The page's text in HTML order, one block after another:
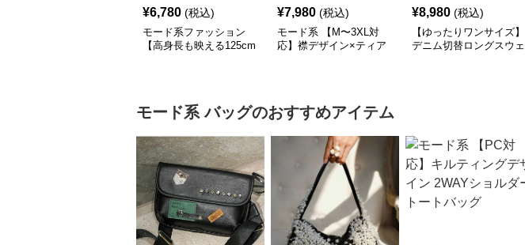
¥6,780 (税込)
モード系ファッション
【高身長も映える125cm
¥7,980 (税込)
モード系 【M〜3XL対
応】襟デザイン×ティア
¥8,980 (税込)
【ゆったりワンサイズ】
デニム切替ロングスウェ
モード系 バッグのおすすめアイテム